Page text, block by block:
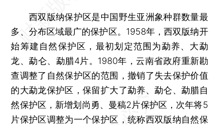
西双版纳保护区是中国野生亚洲象种群数量最
多、分布区域最广的保护区。1958年，西双版纳开
始筹建自然保护区，最初划定范围为勐养、大勐
龙、勐仑、勐腊4片。1980年，云南省政府重新勘
查调整了自然保护区的范围，撤销了失去保护价值
的大勐龙保护区，保留扩大了勐养、勐仑、勐腊自
然保护区，新增划尚勇、曼稿2片保护区，次年将5
片保护区调整为一个保护区，统称西双版纳自然保